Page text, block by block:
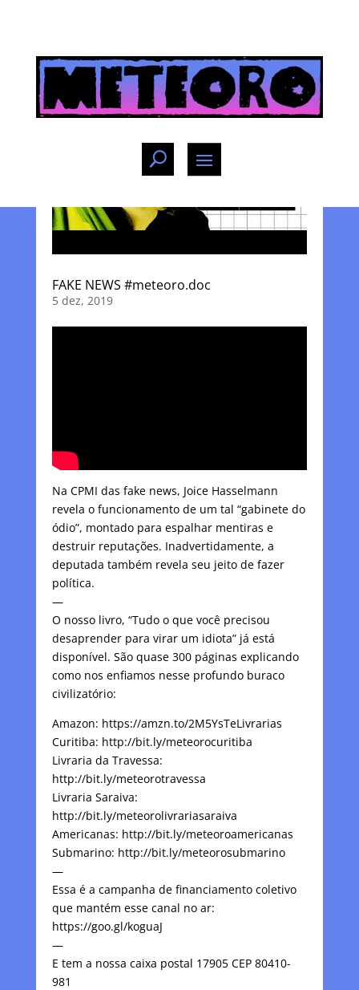
FAKE NEWS #meteoro.doc
5 dez, 2019
Na CPMI das fake news, Joice Hasselmann
revela o funcionamento de um tal “gabinete do
ódio”, montado para espalhar mentiras e
destruir reputações. Inadvertidamente, a
deputada também revela seu jeito de fazer
política.
—
O nosso livro, “Tudo o que você precisou
desaprender para virar um idiota” já está
disponível. São quase 300 páginas explicando
como nos enfiamos nesse profundo buraco
civilizatório:
Amazon: https://amzn.to/2M5YsTeLivrarias
Curitiba: http://bit.ly/meteorocuritiba
Livraria da Travessa:
http://bit.ly/meteorotravessa
Livraria Saraiva:
http://bit.ly/meteorolivrariasaraiva
Americanas: http://bit.ly/meteoroamericanas
Submarino: http://bit.ly/meteorosubmarino
—
Essa é a campanha de financiamento coletivo
que mantém esse canal no ar:
https://goo.gl/koguaJ
—
E tem a nossa caixa postal 17905 CEP 80410-
981